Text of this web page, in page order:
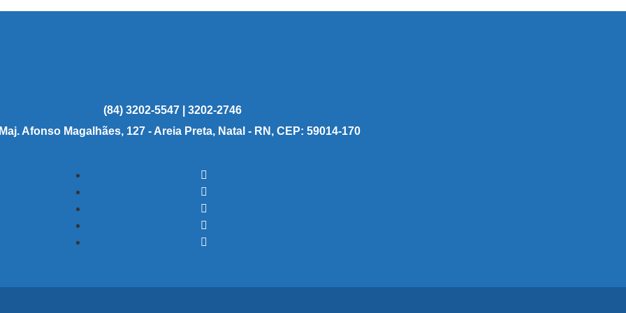
(84) 3202-5547 | 3202-2746
Afonso Magalhães, 127 - Areia Preta, Natal - RN, CEP: 59014-170